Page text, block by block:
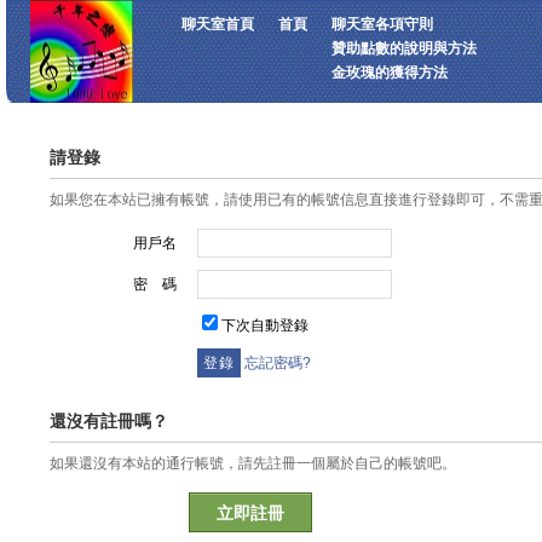
聊天室首頁 首頁
聊天室各項守則
贊助點數的說明與方法
金玫瑰的獲得方法
請登錄
如果您在本站已擁有帳號，請使用已有的帳號信息直接進行登錄即可，不需
用戶名
密 碼
下次自動登錄
忘記密碼?
還沒有註冊嗎？
如果還沒有本站的通行帳號，請先註冊一個屬於自己的帳號吧。
立即註冊